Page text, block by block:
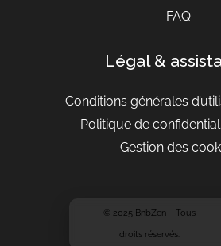
FAQ
Légal &
Conditions générales
Politique de
Gestion des
© 2025 BnbZen – Tous
droits réservés.